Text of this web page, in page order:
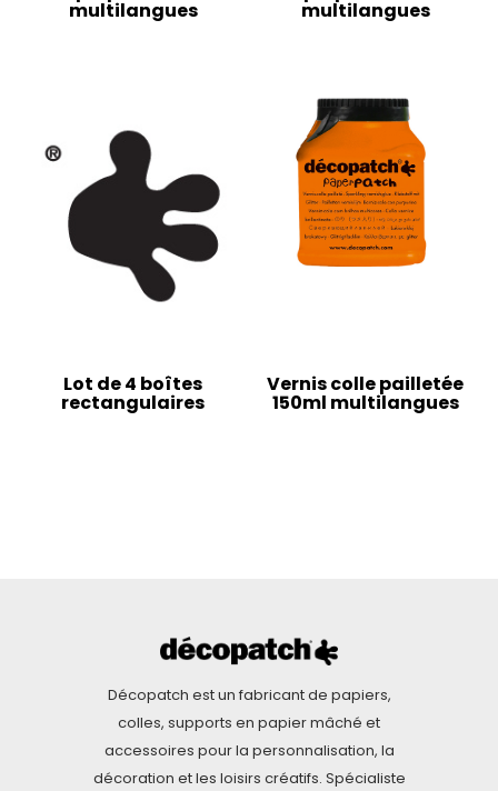
multilangues multilangues
Lot de 4 boîtes
rectangulaires
Vernis colle pailletée
150ml multilangues
Décopatch est un fabricant de papiers,
colles, supports en papier mâché et
accessoires pour la personnalisation, la
décoration et les loisirs créatifs. Spécialiste